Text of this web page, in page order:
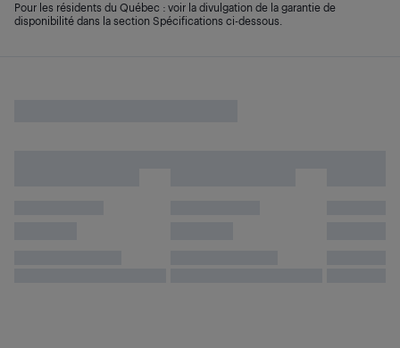
Pour les résidents du Québec : voir la divulgation de la garantie de
disponibilité dans la section Spécifications ci-dessous.